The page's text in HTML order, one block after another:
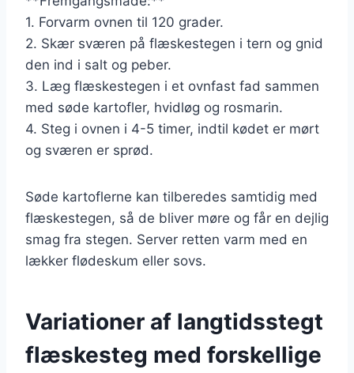
1. Forvarm ovnen til 120 grader.
2. Skær sværen på flæskestegen i tern og gnid
den ind i salt og peber.
3. Læg flæskestegen i et ovnfast fad sammen
med søde kartofler, hvidløg og rosmarin.
4. Steg i ovnen i 4-5 timer, indtil kødet er mørt
og sværen er sprød.
Søde kartoflerne kan tilberedes samtidig med
flæskestegen, så de bliver møre og får en dejlig
smag fra stegen. Server retten varm med en
lækker flødeskum eller sovs.
Variationer af langtidsstegt
flæskesteg med forskellige